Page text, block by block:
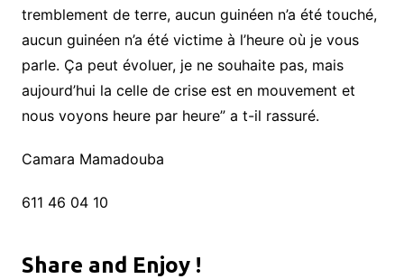
tremblement de terre, aucun guinéen n’a été touché,
aucun guinéen n’a été victime à l’heure où je vous
parle. Ça peut évoluer, je ne souhaite pas, mais
aujourd’hui la celle de crise est en mouvement et
nous voyons heure par heure” a t-il rassuré.
Camara Mamadouba
611 46 04 10
Share and Enjoy !